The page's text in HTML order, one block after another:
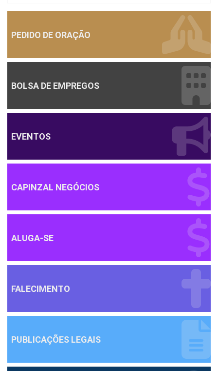
PEDIDO DE ORAÇÃO
BOLSA DE EMPREGOS
EVENTOS
CAPINZAL NEGÓCIOS
ALUGA-SE
FALECIMENTO
PUBLICAÇÕES LEGAIS